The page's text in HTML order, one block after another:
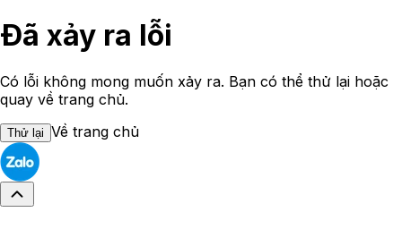
Đã xảy ra lỗi
Có lỗi không mong muốn xảy ra. Bạn có thể thử lại hoặc
quay về trang chủ.
Thử lại Về trang chủ